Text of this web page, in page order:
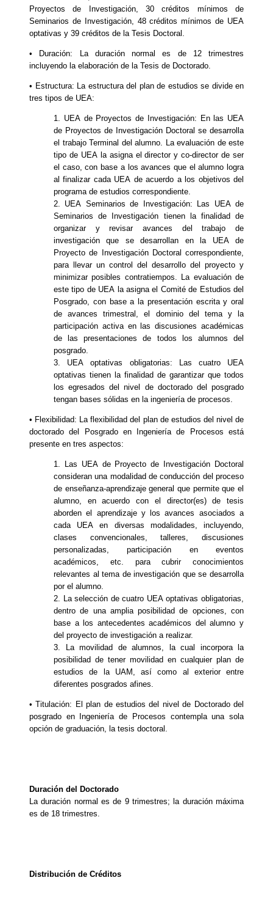
Proyectos de Investigación, 30 créditos mínimos de
Seminarios de Investigación, 48 créditos mínimos de UEA
optativas y 39 créditos de la Tesis Doctoral.
• Duración: La duración normal es de 12 trimestres
incluyendo la elaboración de la Tesis de Doctorado.
• Estructura: La estructura del plan de estudios se divide en
tres tipos de UEA:
1. UEA de Proyectos de Investigación: En las UEA
de Proyectos de Investigación Doctoral se desarrolla
el trabajo Terminal del alumno. La evaluación de este
tipo de UEA la asigna el director y co-director de ser
el caso, con base a los avances que el alumno logra
al finalizar cada UEA de acuerdo a los objetivos del
programa de estudios correspondiente.
2. UEA Seminarios de Investigación: Las UEA de
Seminarios de Investigación tienen la finalidad de
organizar y revisar avances del trabajo de
investigación que se desarrollan en la UEA de
Proyecto de Investigación Doctoral correspondiente,
para llevar un control del desarrollo del proyecto y
minimizar posibles contratiempos. La evaluación de
este tipo de UEA la asigna el Comité de Estudios del
Posgrado, con base a la presentación escrita y oral
de avances trimestral, el dominio del tema y la
participación activa en las discusiones académicas
de las presentaciones de todos los alumnos del
posgrado.
3. UEA optativas obligatorias: Las cuatro UEA
optativas tienen la finalidad de garantizar que todos
los egresados del nivel de doctorado del posgrado
tengan bases sólidas en la ingeniería de procesos.
• Flexibilidad: La flexibilidad del plan de estudios del nivel de
doctorado del Posgrado en Ingeniería de Procesos está
presente en tres aspectos:
1. Las UEA de Proyecto de Investigación Doctoral
consideran una modalidad de conducción del proceso
de enseñanza-aprendizaje general que permite que el
alumno, en acuerdo con el director(es) de tesis
aborden el aprendizaje y los avances asociados a
cada UEA en diversas modalidades, incluyendo,
clases convencionales, talleres, discusiones
personalizadas, participación en eventos
académicos, etc. para cubrir conocimientos
relevantes al tema de investigación que se desarrolla
por el alumno.
2. La selección de cuatro UEA optativas obligatorias,
dentro de una amplia posibilidad de opciones, con
base a los antecedentes académicos del alumno y
del proyecto de investigación a realizar.
3. La movilidad de alumnos, la cual incorpora la
posibilidad de tener movilidad en cualquier plan de
estudios de la UAM, así como al exterior entre
diferentes posgrados afines.
• Titulación: El plan de estudios del nivel de Doctorado del
posgrado en Ingeniería de Procesos contempla una sola
opción de graduación, la tesis doctoral.
Duración del Doctorado
La duración normal es de 9 trimestres; la duración máxima
es de 18 trimestres.
Distribución de Créditos